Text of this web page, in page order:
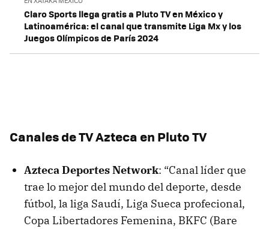
Claro Sports llega gratis a Pluto TV en México y
Latinoamérica: el canal que transmite Liga Mx y los
Juegos Olímpicos de París 2024
Canales de TV Azteca en Pluto TV
Azteca Deportes Network: “Canal líder que
trae lo mejor del mundo del deporte, desde
fútbol, la liga Saudí, Liga Sueca profecional,
Copa Libertadores Femenina, BKFC (Bare